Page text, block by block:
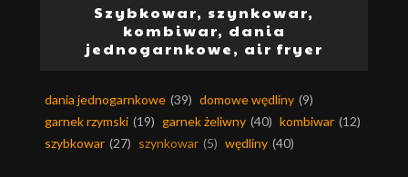
Szybkowar, szynkowar,
kombiwar, dania
jednogarnkowe, air fryer
dania jednogarnkowe (39) domowe wędliny (9)
garnek rzymski (19) garnek żeliwny (40) kombiwar (12)
szybkowar (27) szynkowar (5) wędliny (40)